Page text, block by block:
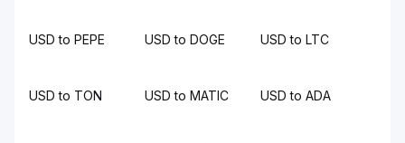
USD to PEPE USD to DOGE USD to LTC
USD to TON USD to MATIC USD to ADA